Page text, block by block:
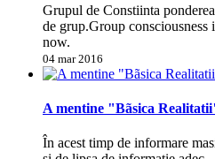
Grupul de Constiinta
de grup.Group
now.
04 mar 2016
A mentine "Bãsica
În acest timp de informare